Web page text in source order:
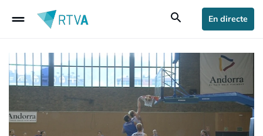
drag_handle search En directe